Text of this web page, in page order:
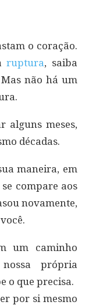
o coração.
ruptura, saiba
não há um
alguns meses,
décadas.
maneira, em
compare aos
novamente,
um caminho
própria
o que precisa.
por si mesmo